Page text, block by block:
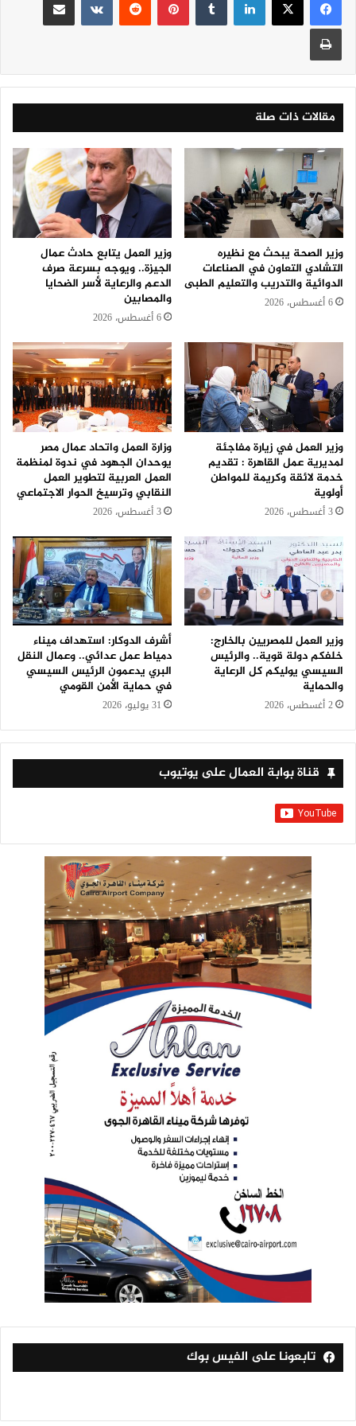
مقالات ذات صلة
وزير الصحة يبحث مع نظيره
التشادي التعاون في الصناعات
الدوائية والتدريب والتعليم الطبى
6 أغسطس، 2026
وزير العمل يتابع حادث عمال
الجيزة.. ويوجه بسرعة صرف
الدعم والرعاية لأسر الضحايا
والمصابين
6 أغسطس، 2026
وزير العمل في زيارة مفاجئة
لمديرية عمل القاهرة : تقديم
خدمة لائقة وكريمة للمواطن
أولوية
3 أغسطس، 2026
وزارة العمل واتحاد عمال مصر
يوحدان الجهود في ندوة لمنظمة
العمل العربية لتطوير العمل
النقابي وترسيخ الحوار الاجتماعي
3 أغسطس، 2026
وزير العمل للمصريين بالخارج:
خلفكم دولة قوية.. والرئيس
السيسي يوليكم كل الرعاية
والحماية
2 أغسطس، 2026
أشرف الدوكار: استهداف ميناء
دمياط عمل عدائي.. وعمال النقل
البري يدعمون الرئيس السيسي
في حماية الأمن القومي
31 يوليو، 2026
قناة بوابة العمال على يوتيوب
تابعونا على الفيس بوك